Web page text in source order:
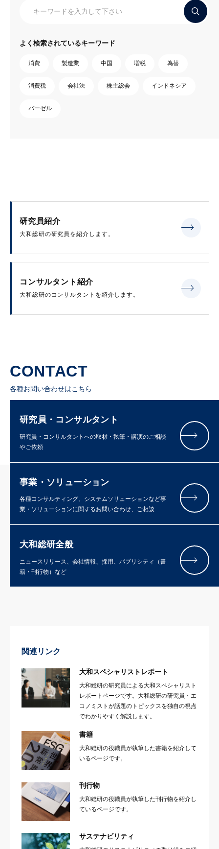
よく検索されているキーワード
消費 製造業 中国 増税 為替
消費税 会社法 株主総会 インドネシア
バーゼル
研究員紹介
大和総研の研究員を紹介します。
コンサルタント紹介
大和総研のコンサルタントを紹介します。
CONTACT
各種お問い合わせはこちら
研究員・コンサルタント
研究員・コンサルタントへの取材・執筆・講演のご相談
やご依頼
事業・ソリューション
各種コンサルティング、システムソリューションなど事
業・ソリューションに関するお問い合わせ、ご相談
大和総研全般
ニュースリリース、会社情報、採用、パブリシティ（書
籍・刊行物）など
関連リンク
大和スペシャリストレポート
大和総研の研究員による大和スペシャリスト
レポートページです。大和総研の研究員・エ
コノミストが話題のトピックスを独自の視点
でわかりやすく解説します。
書籍
大和総研の役職員が執筆した書籍を紹介して
いるページです。
刊行物
大和総研の役職員が執筆した刊行物を紹介し
ているページです。
サステナビリティ